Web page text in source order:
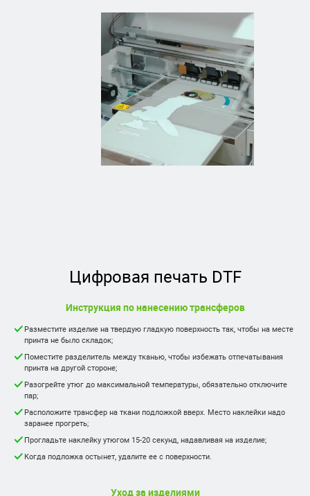
Цифровая печать DTF
Инструкция по нанесению трансферов
Разместите изделие на твердую гладкую поверхность так, чтобы на месте
принта не было складок;
Поместите разделитель между тканью, чтобы избежать отпечатывания
принта на другой стороне;
Разогрейте утюг до максимальной температуры, обязательно отключите
пар;
Расположите трансфер на ткани подложкой вверх. Место наклейки надо
заранее прогреть;
Прогладьте наклейку утюгом 15-20 секунд, надавливая на изделие;
Когда подложка остынет, удалите ее с поверхности.
Уход за изделиями